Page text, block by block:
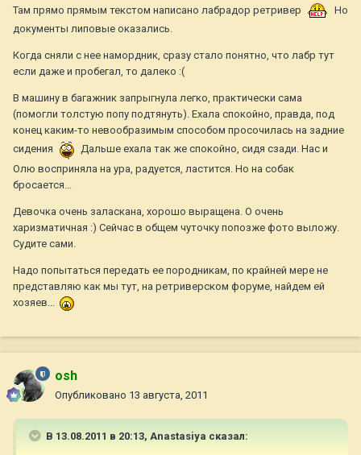
Там прямо прямым текстом написано лабрадор ретривер
Но
документы липовые оказались.
Когда сняли с нее намордник, сразу стало понятно, что лабр тут
если даже и пробегал, то далеко :(
В машину в багажник запрыгнула легко, практически сама
(помогли толстую попу подтянуть). Ехала спокойно, правда, под
конец каким-то невообразимым способом просочилась на задние
сидения
Дальше ехала так же спокойно, сидя сзади. Нас и
Олю восприняла на ура, радуется, ластится. Но на собак
бросается...
Девочка очень заласкана, хорошо выращена. О очень
харизматичная :) Сейчас в общем чуточку попозже фото выложу.
Судите сами.
Надо попытаться передать ее породникам, по крайней мере не
представляю как мы тут, на ретриверском форуме, найдем ей
хозяев...
osh
Опубликовано 13 августа, 2011
В 13.08.2011 в 20:13, Anastasiya сказал: